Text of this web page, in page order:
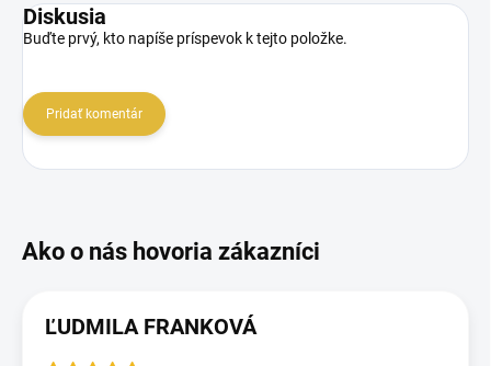
Diskusia
Buďte prvý, kto napíše príspevok k tejto položke.
Pridať komentár
ĽUDMILA FRANKOVÁ